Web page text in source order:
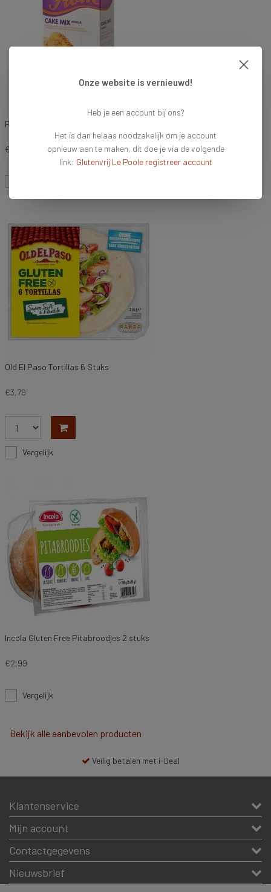
Peak's Free From Cakemix Vanille
€3,49
Old El Paso Tortillas 6 Stuks
€3,79
Vergelijk
Incola Gluten Free Pitabroodjes 2 stuks
€2,99
Vergelijk
Bekijk alle aanbevolen producten
Veilig betalen met i-Deal
Klantenservice
Mijn account
Contactgegevens
Nieuwsbrief
Onze website is vernieuwd!
Heb je een account bij ons?
Het is dan helaas noodzakelijk om je account
opnieuw aan te maken, dit doe je via de volgende
link: Glutenvrij Le Poole registreer account